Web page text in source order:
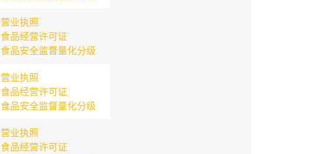
营业执照
食品经营许可证
食品安全监督量化分级
营业执照
食品经营许可证
食品安全监督量化分级
营业执照
食品经营许可证